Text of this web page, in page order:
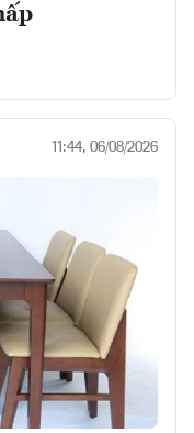
11:44, 06/08/2026